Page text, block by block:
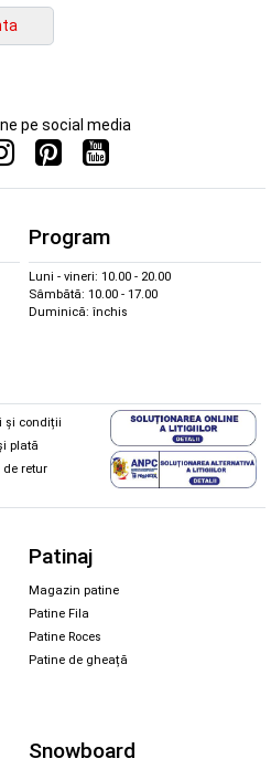
pe social media
Program
Luni - vineri: 10.00 - 20.00
Sâmbătă: 10.00 - 17.00
Duminică: închis
și condiții
plată
retur
Patinaj
Magazin patine
Patine Fila
Patine Roces
Patine de gheață
Snowboard